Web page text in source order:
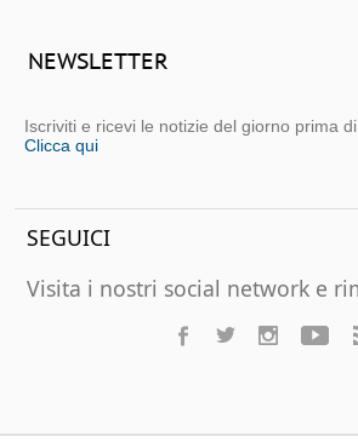
NEWSLETTER
Iscriviti e ricevi le notizie del giorno prima
Clicca qui
SEGUICI
Visita i nostri social network e